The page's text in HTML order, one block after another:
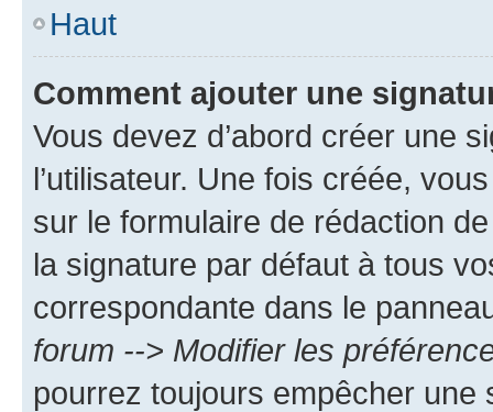
Haut
Comment ajouter une
Vous devez d’abord créer une
l’utilisateur. Une fois créée,
sur le formulaire de rédaction
la signature par défaut à tous
correspondante dans le
forum --> Modifier les
pourrez toujours empêcher une